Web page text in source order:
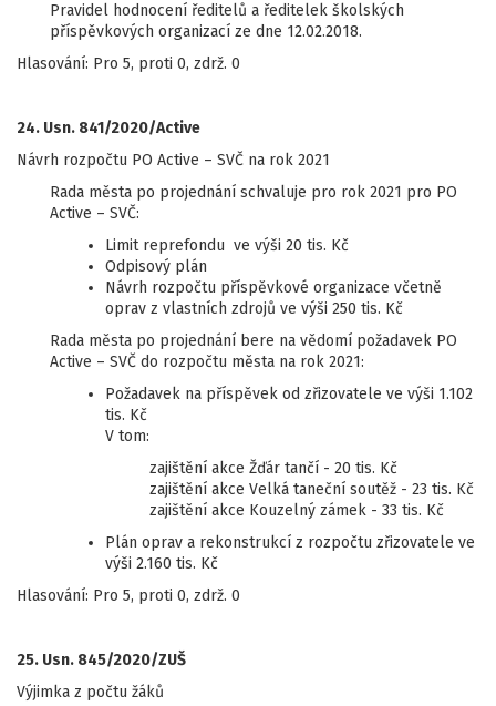
Pravidel hodnocení ředitelů a ředitelek školských
příspěvkových organizací ze dne 12.02.2018.
Hlasování: Pro 5, proti 0, zdrž. 0
24. Usn. 841/2020/Active
Návrh rozpočtu PO Active – SVČ na rok 2021
Rada města po projednání schvaluje pro rok 2021 pro PO
Active – SVČ:
Limit reprefondu ve výši 20 tis. Kč
Odpisový plán
Návrh rozpočtu příspěvkové organizace včetně
oprav z vlastních zdrojů ve výši 250 tis. Kč
Rada města po projednání bere na vědomí požadavek PO
Active – SVČ do rozpočtu města na rok 2021:
Požadavek na příspěvek od zřizovatele ve výši 1.102
tis. Kč
V tom:
zajištění akce Žďár tančí - 20 tis. Kč
zajištění akce Velká taneční soutěž - 23 tis. Kč
zajištění akce Kouzelný zámek - 33 tis. Kč
Plán oprav a rekonstrukcí z rozpočtu zřizovatele ve
výši 2.160 tis. Kč
Hlasování: Pro 5, proti 0, zdrž. 0
25. Usn. 845/2020/ZUŠ
Výjimka z počtu žáků